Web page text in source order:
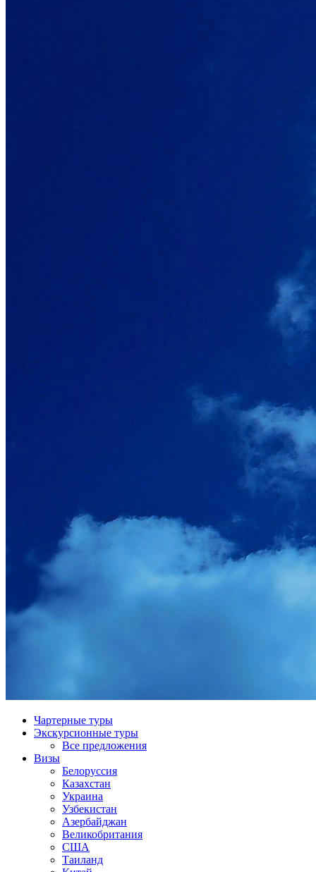
Чартерные туры
Экскурсионные туры
Все предложения
Визы
Белоруссия
Казахстан
Украина
Узбекистан
Азербайджан
Великобритания
США
Таиланд